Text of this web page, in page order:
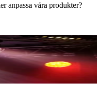
anpassa våra produkter?